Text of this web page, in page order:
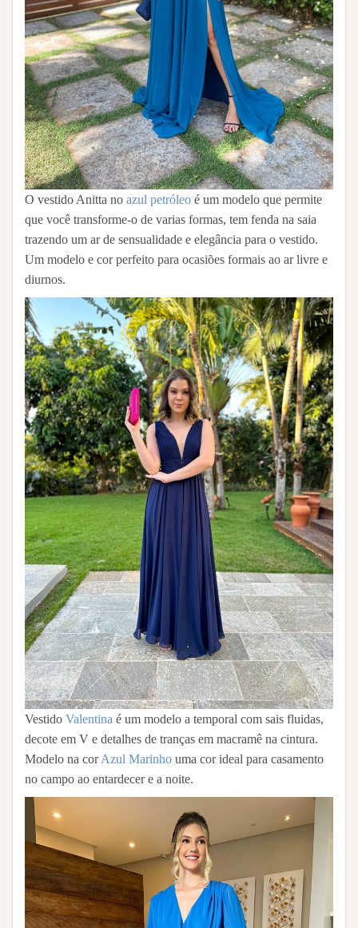
O vestido Anitta no azul petróleo é um modelo que permite
que você transforme-o de varias formas, tem fenda na saia
trazendo um ar de sensualidade e elegância para o vestido.
Um modelo e cor perfeito para ocasiões formais ao ar livre e
diurnos.
Vestido Valentina é um modelo a temporal com sais fluidas,
decote em V e detalhes de tranças em macramê na cintura.
Modelo na corAzul Marinho uma cor ideal para casamento
no campo ao entardecer e a noite.